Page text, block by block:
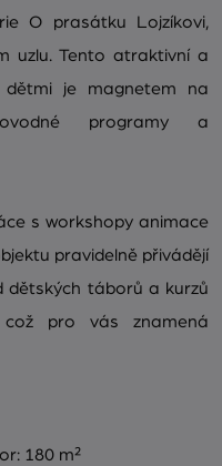
O prasátku Lojzíkovi,
uzlu. Tento atraktivní a
je magnetem na
programy a
s workshopy animace
pravidelně přivádějí
dětských táborů a kurzů
pro vás znamená
180 m²